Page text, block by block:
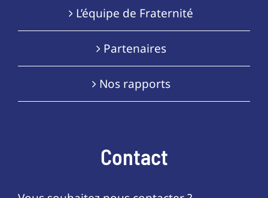
L’équipe de Fraternité
Partenaires
Nos rapports
Contact